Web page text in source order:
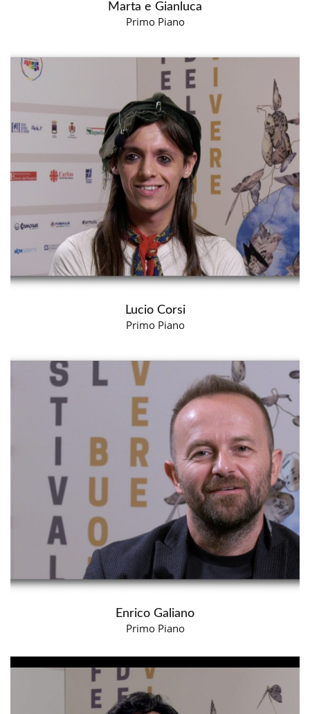
Marta e Gianluca
Primo Piano
Lucio Corsi
Primo Piano
Enrico Galiano
Primo Piano